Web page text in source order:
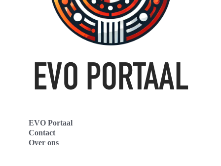
EVO Portaal
Contact
Over ons